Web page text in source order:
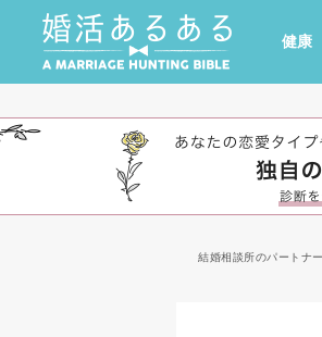
健康
心の処方箋 カルチャー・ト
結婚相談所のパートナ